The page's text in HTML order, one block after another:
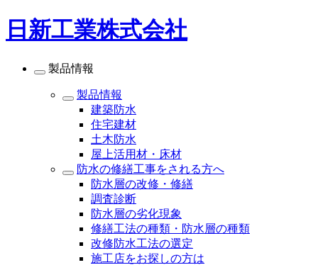
日新工業株式会社
製品情報
製品情報
建築防水
住宅建材
土木防水
屋上活用材・床材
防水の修繕工事をされる方へ
防水層の改修・修繕
調査診断
防水層の劣化現象
修繕工法の種類・防水層の種類
改修防水工法の選定
施工店をお探しの方は